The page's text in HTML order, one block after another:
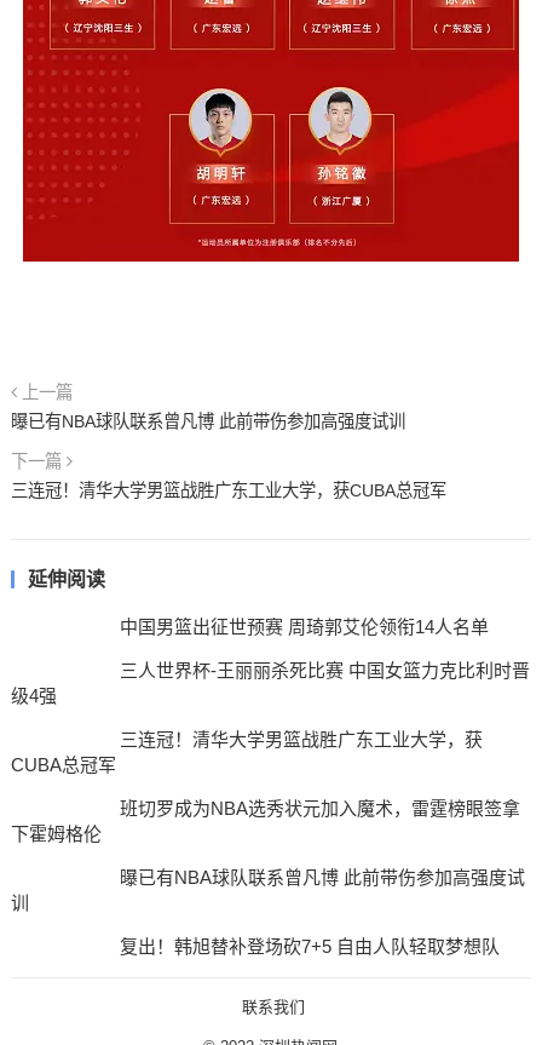
上一篇
曝已有NBA球队联系曾凡博 此前带伤参加高强度试训
下一篇
三连冠！清华大学男篮战胜广东工业大学，获CUBA总冠军
延伸阅读
中国男篮出征世预赛 周琦郭艾伦领衔14人名单
三人世界杯-王丽丽杀死比赛 中国女篮力克比利时晋
级4强
三连冠！清华大学男篮战胜广东工业大学，获
CUBA总冠军
班切罗成为NBA选秀状元加入魔术，雷霆榜眼签拿
下霍姆格伦
曝已有NBA球队联系曾凡博 此前带伤参加高强度试
训
复出！韩旭替补登场砍7+5 自由人队轻取梦想队
联系我们